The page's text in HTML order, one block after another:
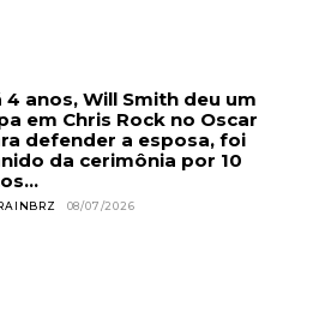
4 anos, Will Smith deu um
em Chris Rock no Oscar
defender a esposa, foi
da cerimônia por 10
08/07/2026